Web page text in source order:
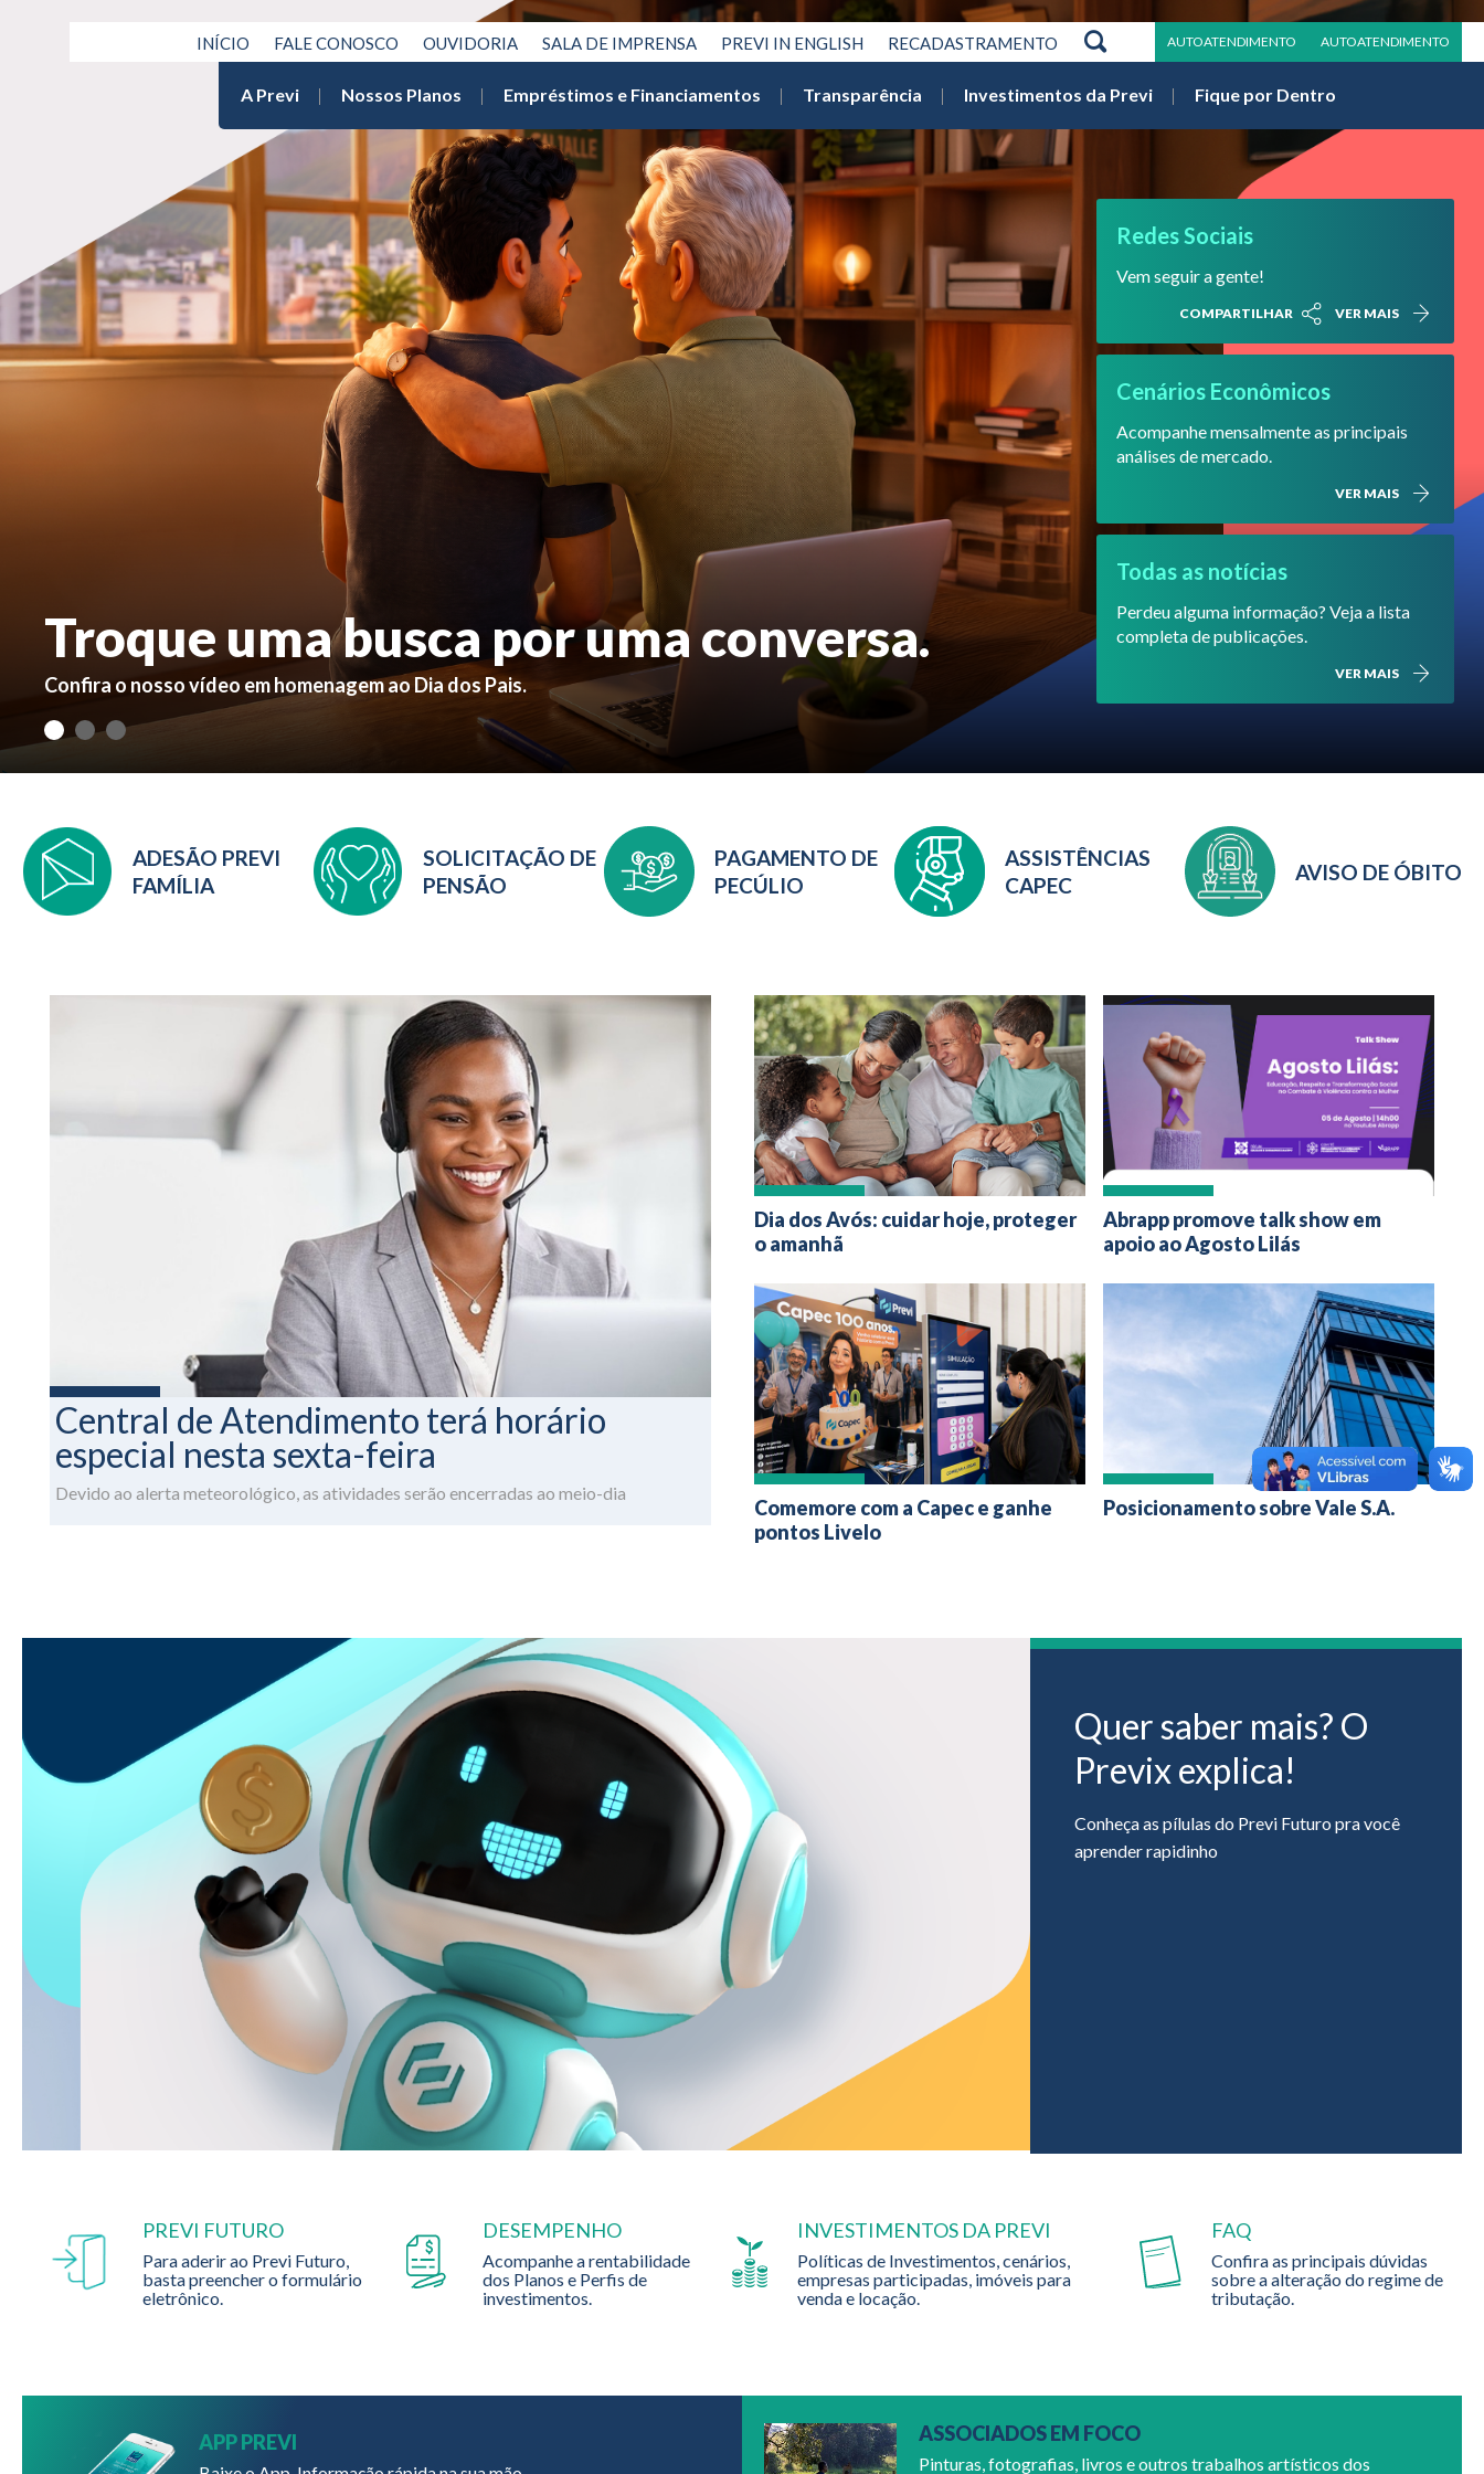
INÍCIO FALE CONOSCO OUVIDORIA SALA DE IMPRENSA PREVI IN ENGLISH RECADASTRAMENTO AUTOATENDIMENTO AUTOATENDIMENTO
A Previ Nossos Planos Empréstimos e Financiamentos Transparência Investimentos da Previ Fique por Dentro
>
Troque uma busca por uma conversa.
Confira o nosso vídeo em homenagem ao Dia dos Pais.
Redes Sociais
Vem seguir a gente!
COMPARTILHAR VER MAIS
Cenários Econômicos
Acompanhe mensalmente as principais
análises de mercado.
VER MAIS
Todas as notícias
Perdeu alguma informação? Veja a lista
completa de publicações.
VER MAIS
ADESÃO PREVI
FAMÍLIA
SOLICITAÇÃO DE
PENSÃO
PAGAMENTO DE
PECÚLIO
ASSISTÊNCIAS
CAPEC
AVISO DE ÓBITO
Central de Atendimento terá horário
especial nesta sexta-feira
Devido ao alerta meteorológico, as atividades serão encerradas ao meio-dia
Dia dos Avós: cuidar hoje, proteger
o amanhã
Abrapp promove talk show em
apoio ao Agosto Lilás
Comemore com a Capec e ganhe
pontos Livelo
Posicionamento sobre Vale S.A.
Quer saber mais? O
Previx explica!
Conheça as pílulas do Previ Futuro pra você
aprender rapidinho
PREVI FUTURO
Para aderir ao Previ Futuro,
basta preencher o formulário
eletrônico.
DESEMPENHO
Acompanhe a rentabilidade
dos Planos e Perfis de
investimentos.
INVESTIMENTOS DA PREVI
Políticas de Investimentos, cenários,
empresas participadas, imóveis para
venda e locação.
FAQ
Confira as principais dúvidas
sobre a alteração do regime de
tributação.
APP PREVI ASSOCIADOS EM FOCO
Pinturas, fotografias, livros e outros trabalhos artísticos dos